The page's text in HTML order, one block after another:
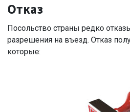
Отказ
Посольство страны редко
разрешения на въезд. Отказ
которые: